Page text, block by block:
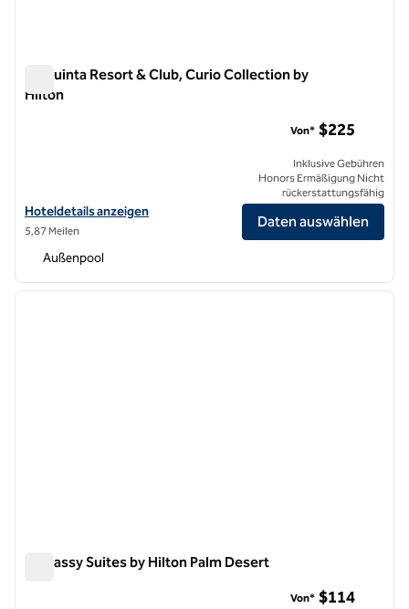
La Quinta Resort & Club, Curio Collection by
Hilton
Hoteldetails für La Quinta Resort & Club, Curio Collection by Hilton
Hoteldetails anzeigen
5,87 Meilen
Von* $225
Inklusive Gebühren
Honors Ermäßigung Nicht
rückerstattungsfähig
Daten auswählen
Außenpool
1 von 12
Embassy Suites by Hilton Palm Desert
Von* $114